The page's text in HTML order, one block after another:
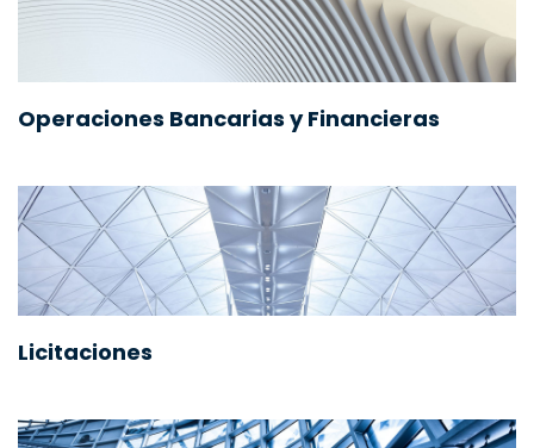
Operaciones Bancarias y Financieras
Licitaciones